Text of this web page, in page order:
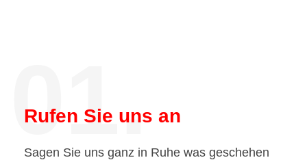
01.
Rufen Sie uns an
Sagen Sie uns ganz in Ruhe was geschehen